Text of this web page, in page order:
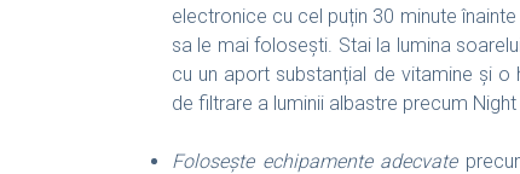
electronice cu cel puțin 30 minute
sa le mai folosești. Stai la lumina
cu un aport substanțial de vitamine și
de filtrare a luminii albastre precum Night
Folosește echipamente adecvate